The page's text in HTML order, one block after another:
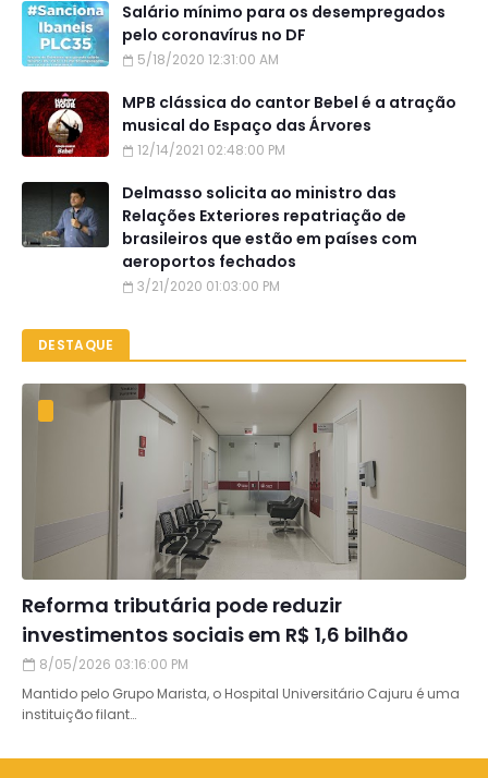
Salário mínimo para os desempregados
pelo coronavírus no DF
5/18/2020 12:31:00 AM
MPB clássica do cantor Bebel é a atração
musical do Espaço das Árvores
12/14/2021 02:48:00 PM
Delmasso solicita ao ministro das
Relações Exteriores repatriação de
brasileiros que estão em países com
aeroportos fechados
3/21/2020 01:03:00 PM
DESTAQUE
Reforma tributária pode reduzir
investimentos sociais em R$ 1,6 bilhão
8/05/2026 03:16:00 PM
Mantido pelo Grupo Marista, o Hospital Universitário Cajuru é uma
instituição filant…